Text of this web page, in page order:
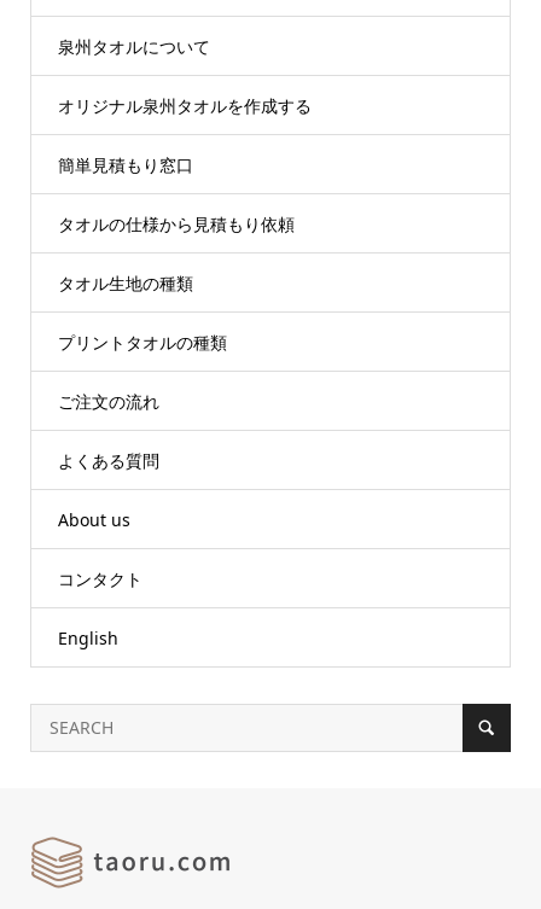
泉州タオルについて
オリジナル泉州タオルを作成する
簡単見積もり窓口
タオルの仕様から見積もり依頼
タオル生地の種類
プリントタオルの種類
ご注文の流れ
よくある質問
About us
コンタクト
English